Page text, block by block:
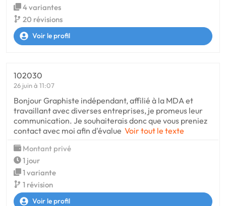
4 variantes
20 révisions
Voir le profil
102030
26 juin à 11:07
Bonjour Graphiste indépendant, affilié à la MDA et
travaillant avec diverses entreprises, je promeus leur
communication. Je souhaiterais donc que vous preniez
contact avec moi afin d'évalue Voir tout le texte
Montant privé
1 jour
1 variante
1 révision
Voir le profil